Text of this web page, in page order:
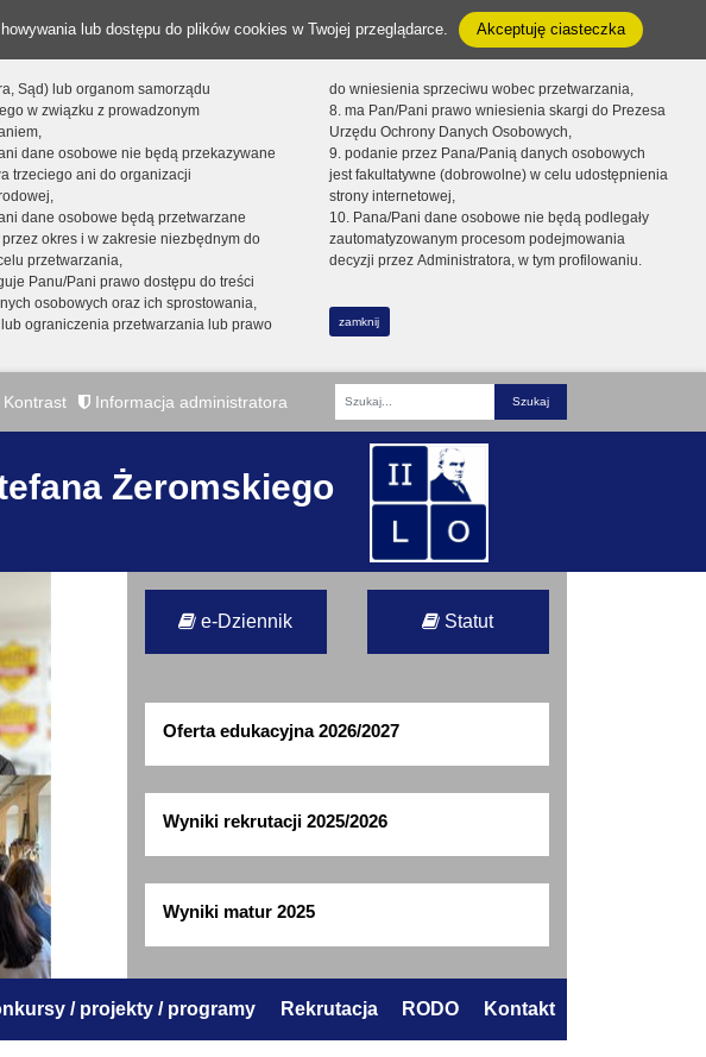
lub dostępu do plików cookies w Twojej przeglądarce. Akceptuję ciasteczka
Sąd) lub organom samorządu
w związku z prowadzonym
dane osobowe nie będą przekazywane
trzeciego ani do organizacji
dane osobowe będą przetwarzane
przez okres i w zakresie niezbędnym do
przetwarzania,
Panu/Pani prawo dostępu do treści
osobowych oraz ich sprostowania,
ograniczenia przetwarzania lub prawo
do wniesienia sprzeciwu wobec przetwarzania,
8. ma Pan/Pani prawo wniesienia skargi do Prezesa
Urzędu Ochrony Danych Osobowych,
9. podanie przez Pana/Panią danych osobowych
jest fakultatywne (dobrowolne) w celu udostępnienia
strony internetowej,
10. Pana/Pani dane osobowe nie będą podlegały
zautomatyzowanym procesom podejmowania
decyzji przez Administratora, w tym profilowaniu.
zamknij
Kontrast Informacja administratora
Fraza
Żeromskiego
e-Dziennik Statut
Oferta edukacyjna 2026/2027
Wyniki rekrutacji 2025/2026
Wyniki matur 2025
/ projekty / programy Rekrutacja RODO Kontakt